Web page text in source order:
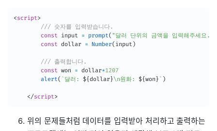
<script>
/// 숫자를 입력받습니다.
const input = prompt( "달러 단위의 금액을 입력해주세요."
const dollar = Number( input )
/// 출력합니다.
const won = dollar*1207
alert( ` 달러: ${dollar}\n원화: ${won} ` )
</script>
위의 문제들처럼 데이터를 입력받아 처리하고 출력하는